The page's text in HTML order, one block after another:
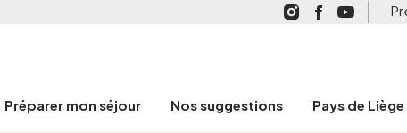
Préparer mon séjour Nos suggestions Pays de Liège